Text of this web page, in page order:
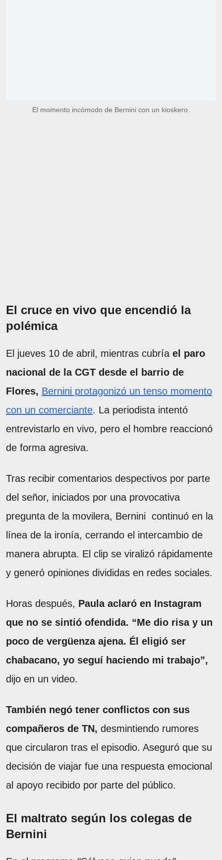
El momento incómodo de Bernini con un kioskero.
El cruce en vivo que encendió la
polémica
El jueves 10 de abril, mientras cubría el paro
nacional de la CGT desde el barrio de
Flores, Bernini protagonizó un tenso momento
con un comerciante. La periodista intentó
entrevistarlo en vivo, pero el hombre reaccionó
de forma agresiva.
Tras recibir comentarios despectivos por parte
del señor, iniciados por una provocativa
pregunta de la movilera, Bernini continuó en la
línea de la ironía, cerrando el intercambio de
manera abrupta. El clip se viralizó rápidamente
y generó opiniones divididas en redes sociales.
Horas después, Paula aclaró en Instagram
que no se sintió ofendida. “Me dio risa y un
poco de vergüenza ajena. Él eligió ser
chabacano, yo seguí haciendo mi trabajo”,
dijo en un video.
También negó tener conflictos con sus
compañeros de TN, desmintiendo rumores
que circularon tras el episodio. Aseguró que su
decisión de viajar fue una respuesta emocional
al apoyo recibido por parte del público.
El maltrato según los colegas de
Bernini